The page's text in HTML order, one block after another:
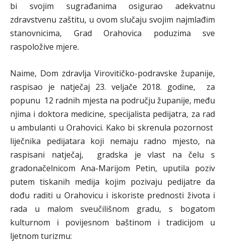
bi svojim sugrađanima osigurao adekvatnu
zdravstvenu zaštitu, u ovom slučaju svojim najmlađim
stanovnicima, Grad Orahovica poduzima sve
raspoložive mjere.
Naime, Dom zdravlja Virovitičko-podravske županije,
raspisao je natječaj 23. veljače 2018. godine, za
popunu 12 radnih mjesta na području županije, među
njima i doktora medicine, specijalista pedijatra, za rad
u ambulanti u Orahovici. Kako bi skrenula pozornost
liječnika pedijatara koji nemaju radno mjesto, na
raspisani natječaj, gradska je vlast na čelu s
gradonačelnicom Ana-Marijom Petin, uputila poziv
putem tiskanih medija kojim pozivaju pedijatre da
dođu raditi u Orahovicu i iskoriste prednosti života i
rada u malom sveučilišnom gradu, s bogatom
kulturnom i povijesnom baštinom i tradicijom u
ljetnom turizmu: